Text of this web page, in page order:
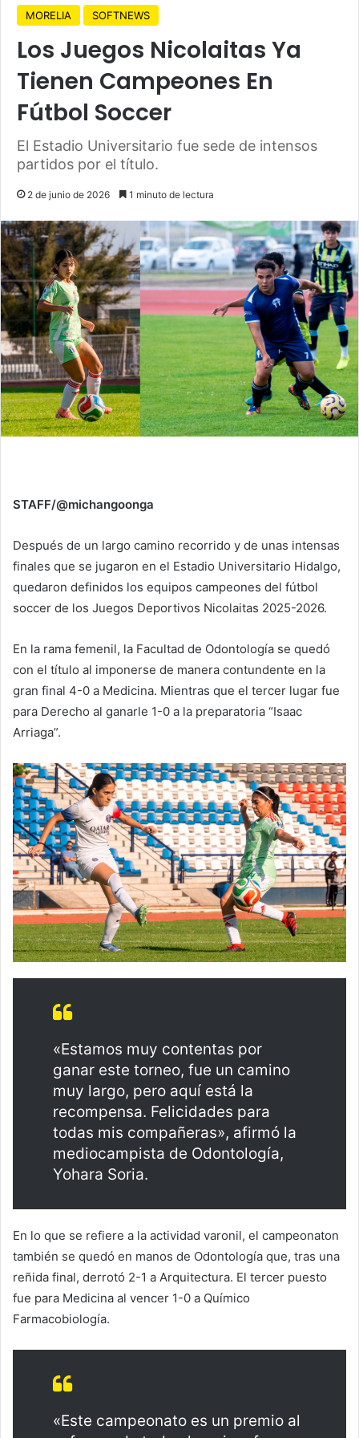
MORELIA SOFTNEWS
Los Juegos Nicolaitas Ya
Tienen Campeones En
Fútbol Soccer
El Estadio Universitario fue sede de intensos
partidos por el título.
2 de junio de 2026 1 minuto de lectura
STAFF/@michangoonga
Después de un largo camino recorrido y de unas intensas
finales que se jugaron en el Estadio Universitario Hidalgo,
quedaron definidos los equipos campeones del fútbol
soccer de los Juegos Deportivos Nicolaitas 2025-2026.
En la rama femenil, la Facultad de Odontología se quedó
con el título al imponerse de manera contundente en la
gran final 4-0 a Medicina. Mientras que el tercer lugar fue
para Derecho al ganarle 1-0 a la preparatoria “Isaac
Arriaga”.
«Estamos muy contentas por
ganar este torneo, fue un camino
muy largo, pero aquí está la
recompensa. Felicidades para
todas mis compañeras», afirmó la
mediocampista de Odontología,
Yohara Soria.
En lo que se refiere a la actividad varonil, el campeonaton
también se quedó en manos de Odontología que, tras una
reñida final, derrotó 2-1 a Arquitectura. El tercer puesto
fue para Medicina al vencer 1-0 a Químico
Farmacobiología.
«Este campeonato es un premio al